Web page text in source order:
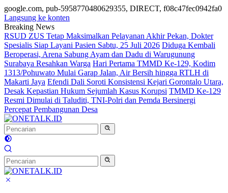
google.com, pub-5958770480629355, DIRECT, f08c47fec0942fa0
Langsung ke konten
Breaking News
RSUD ZUS Tetap Maksimalkan Pelayanan Akhir Pekan, Dokter
Spesialis Siap Layani Pasien Sabtu, 25 Juli 2026 Diduga Kembali
Beroperasi, Arena Sabung Ayam dan Dadu di Warugunung
Surabaya Resahkan Warga Hari Pertama TMMD Ke-129, Kodim
1313/Pohuwato Mulai Garap Jalan, Air Bersih hingga RTLH di
Makarti Jaya Efendi Dali Soroti Konsistensi Kejari Gorontalo Utara,
Desak Kepastian Hukum Sejumlah Kasus Korupsi TMMD Ke-129
Resmi Dimulai di Taluditi, TNI-Polri dan Pemda Bersinergi
Percepat Pembangunan Desa